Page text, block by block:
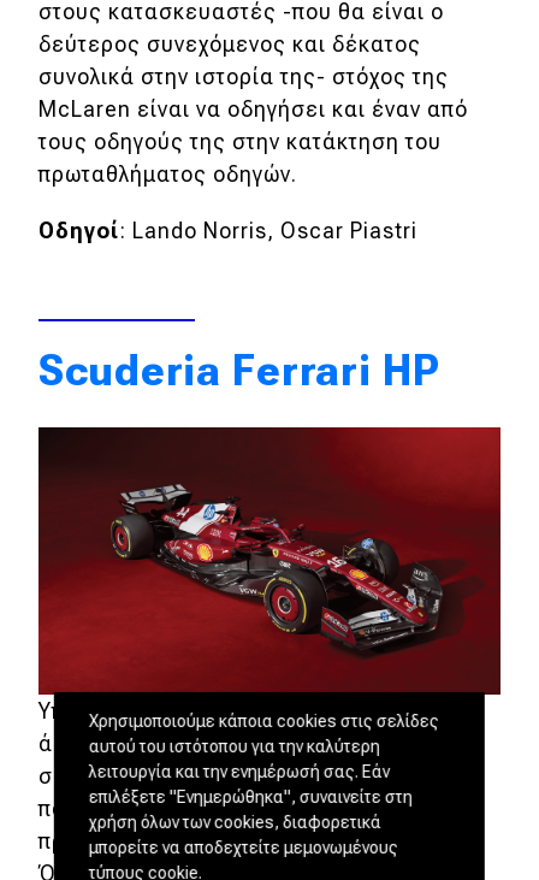
στους κατασκευαστές -που θα είναι ο
δεύτερος συνεχόμενος και δέκατος
συνολικά στην ιστορία της- στόχος της
McLaren είναι να οδηγήσει και έναν από
τους οδηγούς της στην κατάκτηση του
πρωταθλήματος οδηγών.
Οδηγοί: Lando Norris, Oscar Piastri
Scuderia Ferrari HP
Υπό την ηγεσία του Fred Vasseur, η Ferrari
άρχισε να αποδίδει με μεγαλύτερη
συνέπεια, πετυχαίνοντας αποτελέσματα
που της επέτρεψαν να διεκδικήσει το
πρωτάθλημα μέχρι τον τελευταίο αγώνα.
Όπου τελικά το έχασε από τη McLaren. Η
Χρησιμοποιούμε κάποια cookies στις σελίδες
αυτού του ιστότοπου για την καλύτερη
λειτουργία και την ενημέρωσή σας. Εάν
επιλέξετε "Ενημερώθηκα", συναινείτε στη
χρήση όλων των cookies, διαφορετικά
μπορείτε να αποδεχτείτε μεμονωμένους
τύπους cookie.